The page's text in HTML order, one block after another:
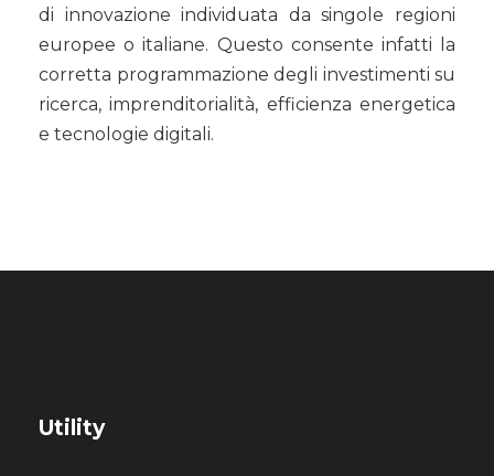
di innovazione individuata da singole regioni
europee o italiane. Questo consente infatti la
corretta programmazione degli investimenti su
ricerca, imprenditorialità, efficienza energetica
e tecnologie digitali.
Utility